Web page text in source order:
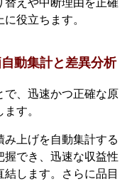
替えや中断理由を正確
役立ちます。
動集計と差異分析
で、迅速かつ正確な原
す。
み上げを自動集計する
握でき、迅速な収益性
します。さらに品目